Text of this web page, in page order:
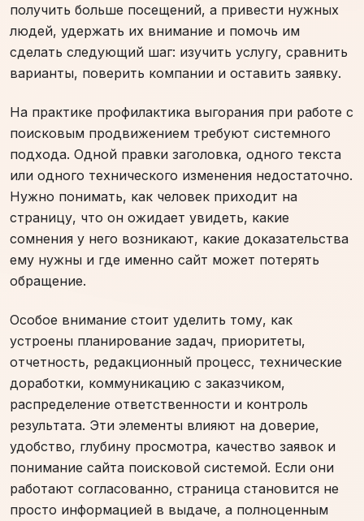
получить больше посещений, а привести нужных
людей, удержать их внимание и помочь им
сделать следующий шаг: изучить услугу, сравнить
варианты, поверить компании и оставить заявку.
На практике профилактика выгорания при работе с
поисковым продвижением требуют системного
подхода. Одной правки заголовка, одного текста
или одного технического изменения недостаточно.
Нужно понимать, как человек приходит на
страницу, что он ожидает увидеть, какие
сомнения у него возникают, какие доказательства
ему нужны и где именно сайт может потерять
обращение.
Особое внимание стоит уделить тому, как
устроены планирование задач, приоритеты,
отчетность, редакционный процесс, технические
доработки, коммуникацию с заказчиком,
распределение ответственности и контроль
результата. Эти элементы влияют на доверие,
удобство, глубину просмотра, качество заявок и
понимание сайта поисковой системой. Если они
работают согласованно, страница становится не
просто информацией в выдаче, а полноценным